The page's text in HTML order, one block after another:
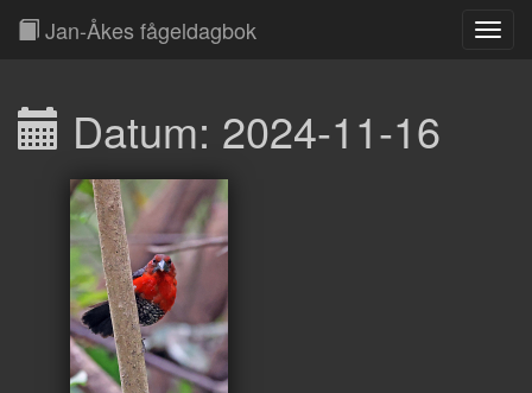
Jan-Åkes fågeldagbok
Datum: 2024-11-16